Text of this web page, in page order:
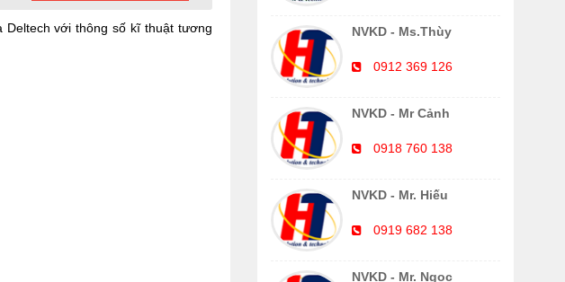
Deltech với thông số kĩ thuật tương
NVKD - Ms.Thùy
0912 369 126
NVKD - Mr Cảnh
0918 760 138
NVKD - Mr. Hiếu
0919 682 138
NVKD - Mr. Ngọc